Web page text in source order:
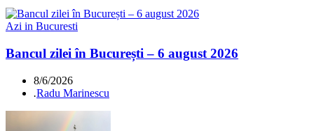
Azi in Bucuresti
Bancul zilei în București – 6 august 2026
8/6/2026
.Radu Marinescu